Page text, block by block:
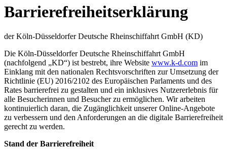
Barrierefreiheitserklärung
der Köln-Düsseldorfer Deutsche Rheinschiffahrt GmbH (KD)
Die Köln-Düsseldorfer Deutsche Rheinschiffahrt GmbH
(nachfolgend „KD“) ist bestrebt, ihre Website www.k-d.com im
Einklang mit den nationalen Rechtsvorschriften zur Umsetzung der
Richtlinie (EU) 2016/2102 des Europäischen Parlaments und des
Rates barrierefrei zu gestalten und ein inklusives Nutzererlebnis für
alle Besucherinnen und Besucher zu ermöglichen. Wir arbeiten
kontinuierlich daran, die Zugänglichkeit unserer Online-Angebote
zu verbessern und den Anforderungen an die digitale Barrierefreiheit
gerecht zu werden.
Stand der Barrierefreiheit